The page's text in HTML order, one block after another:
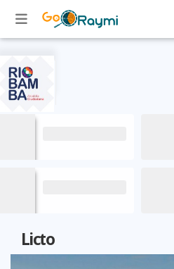
Licto